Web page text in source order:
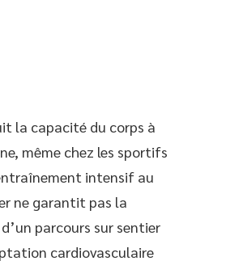
la capacité du corps à
même chez les sportifs
intensif au
ne garantit pas la
parcours sur sentier
cardiovasculaire